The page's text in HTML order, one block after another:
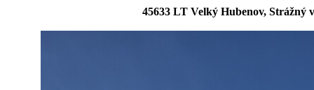
45633 LT Velký Hubenov, Strážný